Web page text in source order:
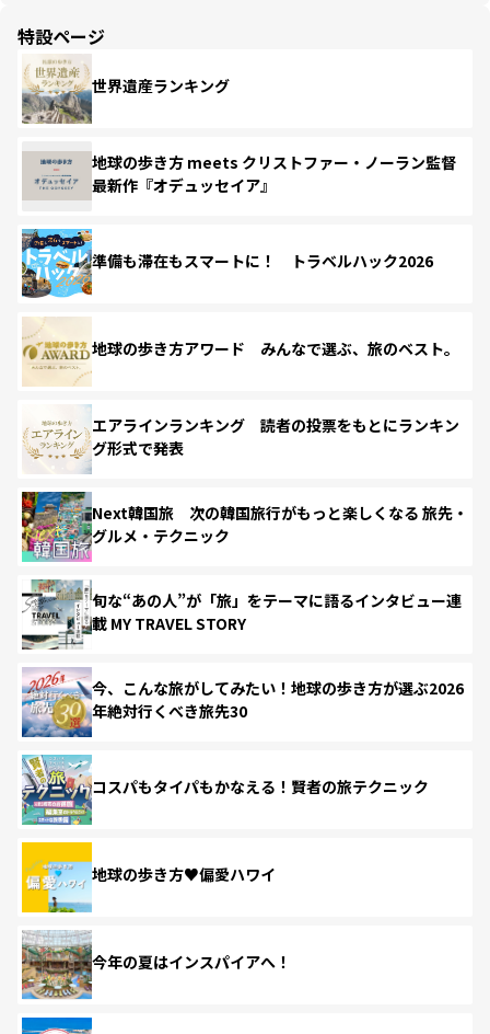
特設ページ
世界遺産ランキング
地球の歩き方 meets クリストファー・ノーラン監督
最新作『オデュッセイア』
準備も滞在もスマートに！ トラベルハック2026
地球の歩き方アワード みんなで選ぶ、旅のベスト。
エアラインランキング 読者の投票をもとにランキン
グ形式で発表
Next韓国旅 次の韓国旅行がもっと楽しくなる 旅先・
グルメ・テクニック
旬な“あの人”が「旅」をテーマに語るインタビュー連
載 MY TRAVEL STORY
今、こんな旅がしてみたい！地球の歩き方が選ぶ2026
年絶対行くべき旅先30
コスパもタイパもかなえる！賢者の旅テクニック
地球の歩き方♥偏愛ハワイ
今年の夏はインスパイアへ！